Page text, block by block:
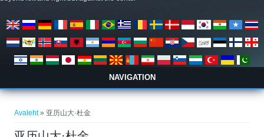
NAVIGATION
Avaleht» 亚历山大·杜金